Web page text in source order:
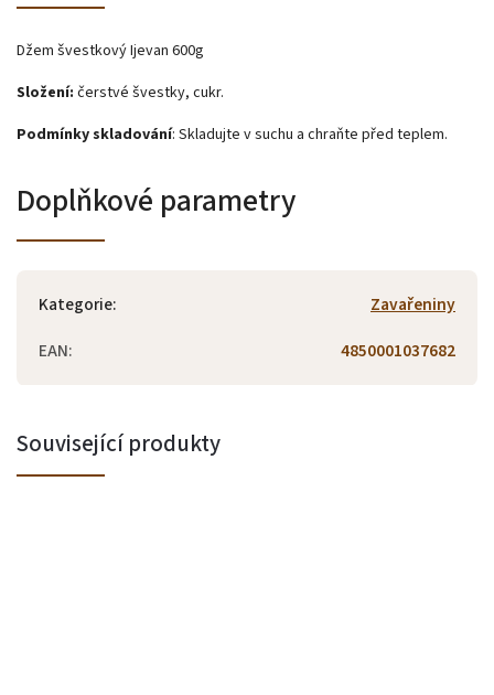
Džem švestkový Ijevan 600g
Složení: čerstvé švestky, cukr.
Podmínky skladování: Skladujte v suchu a chraňte před teplem.
Doplňkové parametry
Kategorie:
Zavařeniny
EAN: 4850001037682
Související produkty